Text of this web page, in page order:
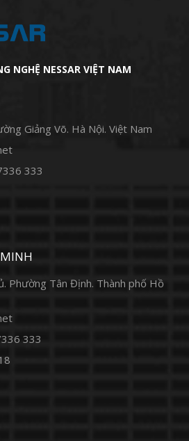
NGHỆ NESSAR VIỆT NAM
Giảng Võ. Hà Nội. Việt Nam
333
Phường Tân Định. Thành phố Hồ
333